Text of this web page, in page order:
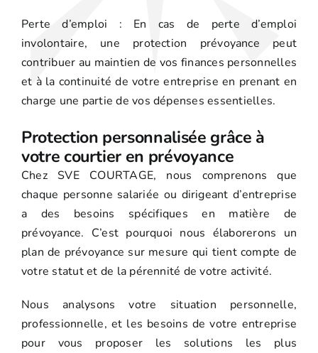
Perte d’emploi : En cas de perte d’emploi
involontaire, une protection prévoyance peut
contribuer au maintien de vos finances personnelles
et à la continuité de votre entreprise en prenant en
charge une partie de vos dépenses essentielles.
Protection personnalisée grâce à
votre courtier en prévoyance
Chez SVE COURTAGE, nous comprenons que
chaque personne salariée ou dirigeant d’entreprise
a des besoins spécifiques en matière de
prévoyance. C’est pourquoi nous élaborerons un
plan de prévoyance sur mesure qui tient compte de
votre statut et de la pérennité de votre activité.
Nous analysons votre situation personnelle,
professionnelle, et les besoins de votre entreprise
pour vous proposer les solutions les plus